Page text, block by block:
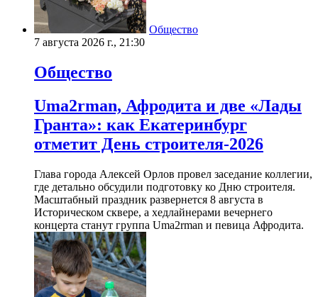
Общество
7 августа 2026 г., 21:30
Общество
Uma2rman, Афродита и две «Лады
Гранта»: как Екатеринбург
отметит День строителя-2026
Глава города Алексей Орлов провел заседание коллегии,
где детально обсудили подготовку ко Дню строителя.
Масштабный праздник развернется 8 августа в
Историческом сквере, а хедлайнерами вечернего
концерта станут группа Uma2rman и певица Афродита.